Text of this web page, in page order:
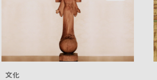
文化